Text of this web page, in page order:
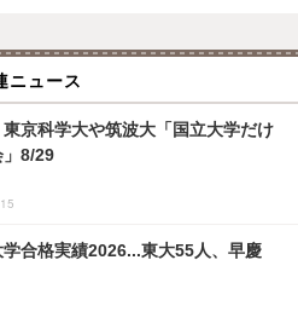
ニュース
東京科学大や筑波大「国立大学だけ
」8/29
合格実績2026...東大55人、早慶